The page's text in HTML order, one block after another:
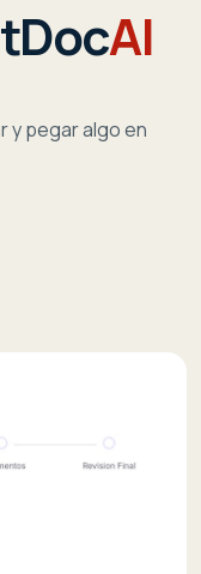
AI
y pegar algo en